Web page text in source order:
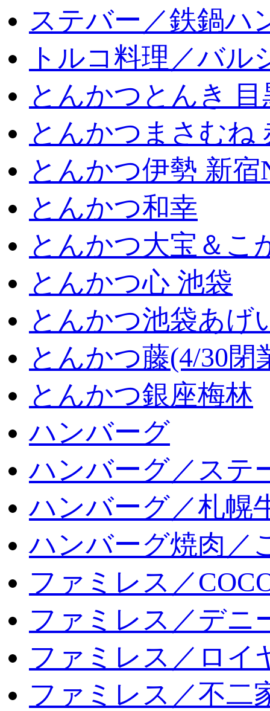
ステバー／鉄鍋ハ
トルコ料理／バル
とんかつとんき
とんかつまさむね
とんかつ伊勢 新宿
とんかつ和幸
とんかつ大宝＆こ
とんかつ心 池袋
とんかつ池袋あげ
とんかつ藤(4/30閉
とんかつ銀座梅林
ハンバーグ
ハンバーグ／ステ
ハンバーグ／札幌
ハンバーグ焼肉／
ファミレス／
ファミレス／デニ
ファミレス／ロイ
ファミレス／不二